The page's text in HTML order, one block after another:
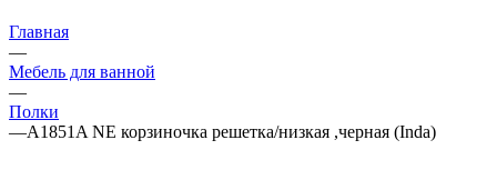
Главная
—
Мебель для ванной
—
Полки
—A1851A NE корзиночка решетка/низкая ,черная (Inda)